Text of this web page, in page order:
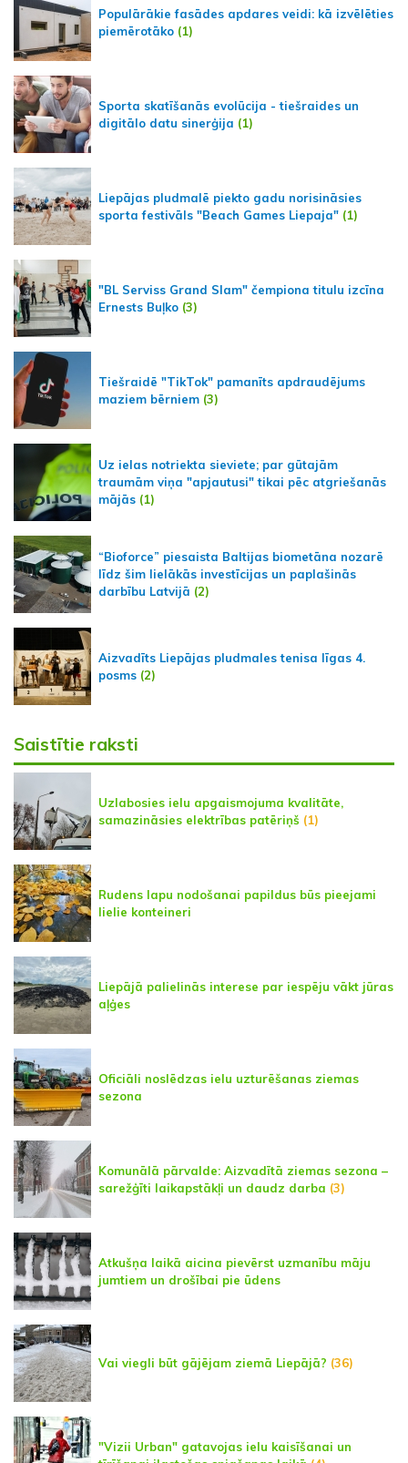
Populārākie fasādes apdares veidi: kā izvēlēties
piemērotāko (1)
Sporta skatīšanās evolūcija - tiešraides un
digitālo datu sinerģija (1)
Liepājas pludmalē piekto gadu norisināsies
sporta festivāls "Beach Games Liepaja" (1)
"BL Serviss Grand Slam" čempiona titulu izcīna
Ernests Buļko (3)
Tiešraidē "TikTok" pamanīts apdraudējums
maziem bērniem (3)
Uz ielas notriekta sieviete; par gūtajām
traumām viņa "apjautusi" tikai pēc atgriešanās
mājās (1)
“Bioforce” piesaista Baltijas biometāna nozarē
līdz šim lielākās investīcijas un paplašinās
darbību Latvijā (2)
Aizvadīts Liepājas pludmales tenisa līgas 4.
posms (2)
Saistītie raksti
Uzlabosies ielu apgaismojuma kvalitāte,
samazināsies elektrības patēriņš (1)
Rudens lapu nodošanai papildus būs pieejami
lielie konteineri
Liepājā palielinās interese par iespēju vākt jūras
aļģes
Oficiāli noslēdzas ielu uzturēšanas ziemas
sezona
Komunālā pārvalde: Aizvadītā ziemas sezona –
sarežģīti laikapstākļi un daudz darba (3)
Atkušņa laikā aicina pievērst uzmanību māju
jumtiem un drošībai pie ūdens
Vai viegli būt gājējam ziemā Liepājā? (36)
"Vizii Urban" gatavojas ielu kaisīšanai un